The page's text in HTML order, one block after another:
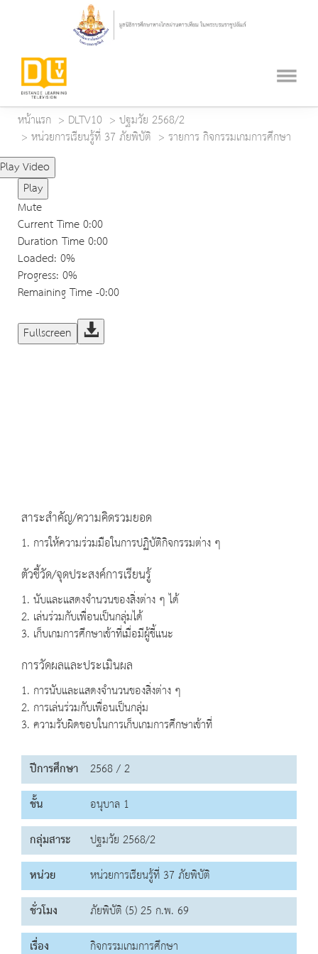
หน้าแรก DLTV10
ปฐมวัย 2568/2
หน่วยการเรียนรู้ที่ 37 ภัยพิบัติ
รายการ กิจกรรมเกมการศึกษา
Play Video
Play
Mute
Current Time0:00
Duration Time0:00
Loaded: 0%
Progress: 0%
Remaining Time-0:00
Fullscreen
สาระสำคัญ/ความคิดรวมยอด
1. การให้ความร่วมมือในการปฏิบัติกิจกรรมต่าง ๆ
ตัวชี้วัด/จุดประสงค์การเรียนรู้
1. นับและแสดงจำนวนของสิ่งต่าง ๆ ได้
2. เล่นร่วมกับเพื่อนเป็นกลุ่มได้
3. เก็บเกมการศึกษาเข้าที่เมื่อมีผู้ชี้แนะ
การวัดผลและประเมินผล
1. การนับและแสดงจำนวนของสิ่งต่าง ๆ
2. การเล่นร่วมกับเพื่อนเป็นกลุ่ม
3. ความรับผิดชอบในการเก็บเกมการศึกษาเข้าที่
ปีการศึกษา 2568 / 2
ชั้น
อนุบาล 1
กลุ่มสาระ
ปฐมวัย 2568/2
หน่วย
หน่วยการเรียนรู้ที่ 37 ภัยพิบัติ
ชั่วโมง
ภัยพิบัติ (5) 25 ก.พ. 69
เรื่อง
กิจกรรมเกมการศึกษา